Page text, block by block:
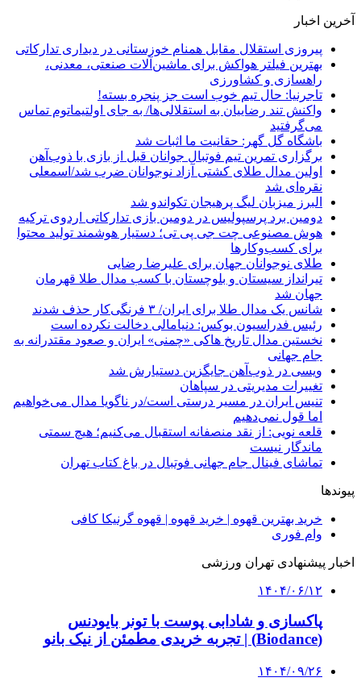
آخرین اخبار
پیروزی استقلال مقابل همنام خوزستانی در دیداری تدارکاتی
بهترین فیلتر هواکش برای ماشین‌آلات صنعتی، معدنی،
راهسازی و کشاورزی
تاجرنیا: حال تیم خوب است جز پنجره بسته!
واکنش تند رضاییان به استقلالی‌ها/ به جای اولتیماتوم تماس
می‌گرفتید
باشگاه گل گهر: حقانیت ما اثبات شد
برگزاری تمرین تیم فوتبال جوانان قبل از بازی با ذوب‌آهن
اولین مدال طلای کشتی آزاد نوجوانان ضرب شد/اسمعلی
نقره‌ای شد
البرز میزبان لیگ پرهیجان تکواندو شد
دومین برد پرسپولیس در دومین بازی تدارکاتی اردوی ترکیه
هوش مصنوعی چت جی پی تی؛ دستیار هوشمند تولید محتوا
برای کسب‌وکارها
طلای نوجوانان جهان برای علیرضا رضایی
تیرانداز سیستان و بلوچستان با کسب مدال طلا قهرمان
جهان شد
شانس یک مدال طلا برای ایران/ ۳ فرنگی‌کار حذف شدند
رئیس فدراسیون بوکس: دنیامالی دخالت نکرده است
نخستین مدال تاریخ هاکی «چمنی» ایران و صعود مقتدرانه به
جام جهانی
ویسی در ذوب‌آهن جایگزین دستیارش شد
تغییرات مدیریتی در سپاهان
تنیس ایران در مسیر درستی است/در ناگویا مدال می‌خواهیم
اما قول نمی‌دهیم
قلعه نویی: از نقد منصفانه استقبال می‌کنیم؛ هیچ سمتی
ماندگار نیست
تماشای فینال جام جهانی فوتبال در باغ کتاب تهران
پیوندها
خرید بهترین قهوه | خرید قهوه | قهوه گرنیکا کافی
وام فوری
اخبار پیشنهادی تهران ورزشی
۱۴۰۴/۰۶/۱۲
پاکسازی و شادابی پوست با تونر بایودنس
(Biodance) | تجربه خریدی مطمئن از نیک بانو
۱۴۰۴/۰۹/۲۶